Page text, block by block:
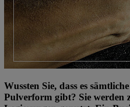
Wussten Sie, dass es
Pulverform gibt? Sie werden